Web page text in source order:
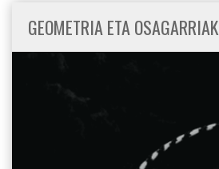
GEOMETRIA ETA OSAGARRIAK